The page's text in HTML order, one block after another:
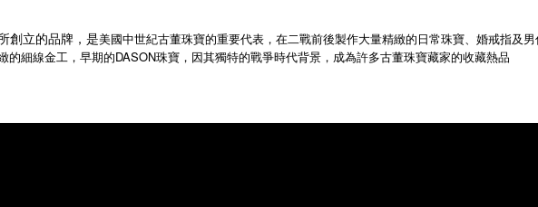
創立的品牌，是美國中世紀古董珠寶的重要代表，在二戰前後製作大量精緻的日常珠寶、婚戒指及
細線金工，早期的DASON珠寶，因其獨特的戰爭時代背景，成為許多古董珠寶藏家的收藏熱品